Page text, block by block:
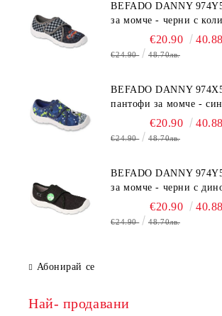
BEFADO DANNY
за момче - черни с коли
€20.90
€24.90 48.70лв.
BEFADO DANNY
пантофи за момче -
€20.90
€24.90 48.70лв.
BEFADO DANNY
за момче - черни с
€20.90
€24.90 48.70лв.
Абонирай се
Най- продавани